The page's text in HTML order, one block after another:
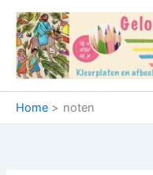
naar
inhoud
Home noten